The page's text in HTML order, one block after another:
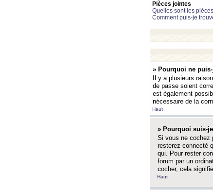
Pièces jointes
Quelles sont les
Comment puis-je
» Pourquoi ne
Il y a plusieurs
de passe soient
est également
nécessaire de la
Haut
» Pourquoi suis-
Si vous ne cochez
resterez connecté
qui. Pour rester
forum par un
cocher, cela
Haut